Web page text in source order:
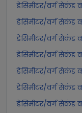
डेसिमीटर/वर्ग सेकंड
डेसिमीटर/वर्ग सेकंड
डेसिमीटर/वर्ग सेकंड
डेसिमीटर/वर्ग सेकंड
डेसिमीटर/वर्ग सेकंड
डेसिमीटर/वर्ग सेकंड
डेसिमीटर/वर्ग सेकंड